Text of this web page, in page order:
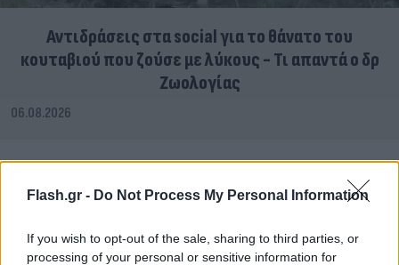
Flash.gr - Do Not Process My Personal Information
If you wish to opt-out of the sale, sharing to third parties, or
processing of your personal or sensitive information for
Αντιδράσεις στα social για το θάνατο του
κουταβιού που ζούσε με λύκους - Τι απαντά ο δρ
Ζωολογίας
06.08.2026